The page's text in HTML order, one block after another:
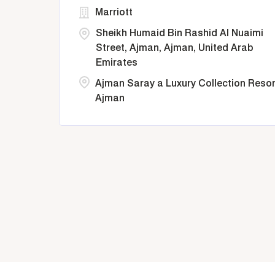
Sheikh Humaid Bin Rashid Al Nuaimi
Street, Ajman, Ajman, United Arab
Emirates
Marriott
Ajman Saray a Luxury Collection
Ajman